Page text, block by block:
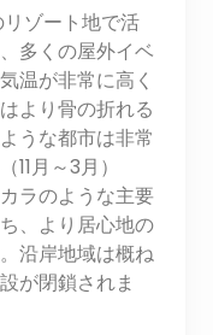
ゾート地で活
多くの屋外イベ
温が非常に高く
より骨の折れる
うな都市は非常
月～3月）
ラのような主要
、より居心地の
沿岸地域は概ね
が閉鎖されま